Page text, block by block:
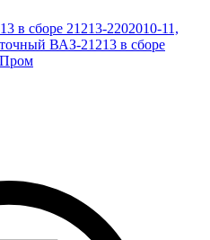
в сборе 21213-2202010-11,
ВАЗ-21213 в сборе